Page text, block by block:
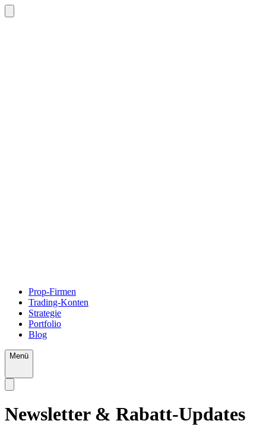
Prop-Firmen
Trading-Konten
Strategie
Portfolio
Blog
Menü
Newsletter & Rabatt-Updates